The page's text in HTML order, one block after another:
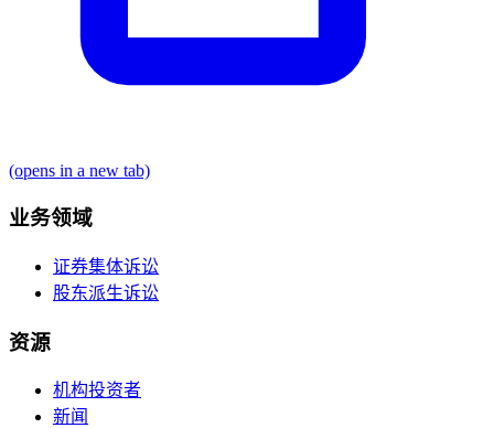
(opens in a new tab)
业务领域
证券集体诉讼
股东派生诉讼
资源
机构投资者
新闻